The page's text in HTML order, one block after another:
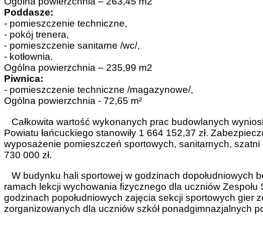
Poddasze:
- pomieszczenie techniczne,
- pokój trenera,
- pomieszczenie sanitarne /wc/,
- kotłownia.
Ogólna powierzchnia – 235,99 m2
Piwnica:
- pomieszczenie techniczne /magazynowe/,
Ogólna powierzchnia - 72,65 m²
Całkowita wartość wykonanych prac budowlanych
Powiatu łańcuckiego stanowiły 1 664 152,37 zł.
wyposażenie pomieszczeń sportowych, sanitarnych,
730 000 zł.
W budynku hali sportowej w godzinach dopołudniowych
ramach lekcji wychowania fizycznego dla uczniów Zespołu
godzinach popołudniowych zajęcia sekcji sportowych gier
zorganizowanych dla uczniów szkół ponadgimnazjalnych